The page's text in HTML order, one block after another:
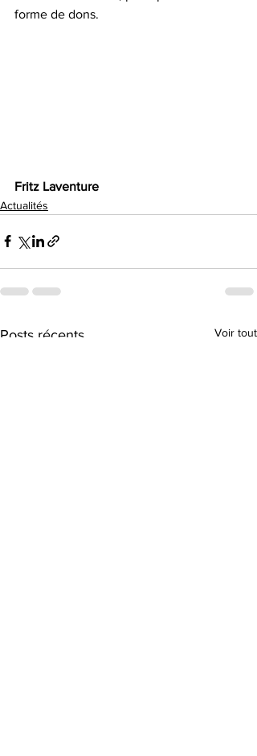
forme de dons.
Fritz Laventure
Actualités
Posts récents Voir tout